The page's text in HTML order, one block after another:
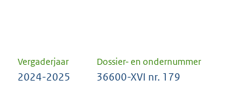
Vergaderjaar Dossier- en ondernummer
2024-2025 36600-XVI nr. 179